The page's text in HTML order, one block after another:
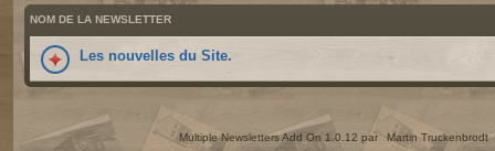
NOM DE LA NEWSLETTER
Les nouvelles du Site.
Multiple Newsletters Add On 1.0.12 par Martin Truckenbrodt